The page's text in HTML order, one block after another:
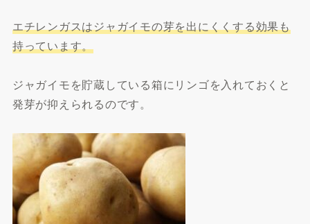
エチレンガスはジャガイモの芽を出にくくする効果も
持っています。
ジャガイモを貯蔵している箱にリンゴを入れておくと
発芽が抑えられるのです。